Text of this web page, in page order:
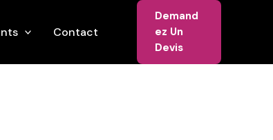
Contact
Demand
Ez Un
Devis